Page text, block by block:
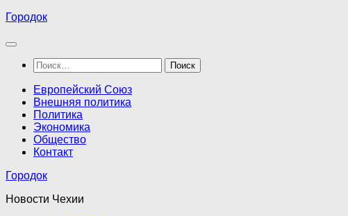
Перейти
содержимому
Городок
Найти:
Европейский Союз
Внешняя политика
Политика
Экономика
Общество
Контакт
Городок
Новости Чехии